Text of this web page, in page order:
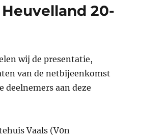
20-
wij de presentatie,
van de netbijeenkomst
deelnemers aan deze
Vaals (V0n